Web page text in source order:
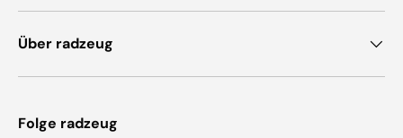
Über radzeug
Folge radzeug